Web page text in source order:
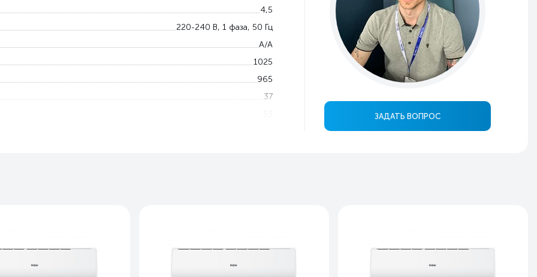
ЗАДАТЬ ВОПРОС
4,5
220-240 В, 1 фаза, 50 Гц
A/A
1025
965
37
10,2